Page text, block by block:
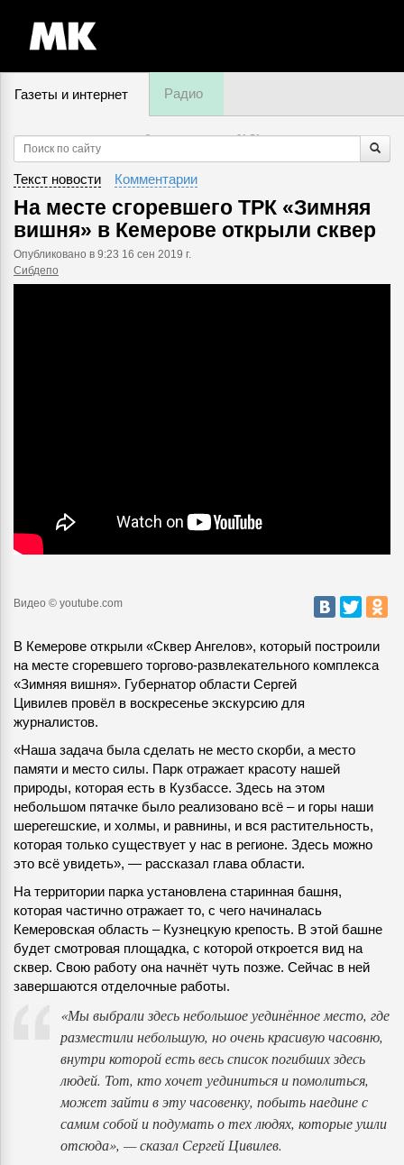
Газеты и интернет Радио
8 августа, пятница,01:51
Текст новости Комментарии
На месте сгоревшего ТРК «Зимняя
вишня» в Кемерове открыли сквер
Опубликовано в 9:23 16 сен 2019 г.
Сибдепо
Видео © youtube.com
В Кемерове открыли «Сквер Ангелов», который построили
на месте сгоревшего торгово-развлекательного комплекса
«Зимняя вишня». Губернатор области Сергей
Цивилев провёл в воскресенье экскурсию для
журналистов.
«Наша задача была сделать не место скорби, а место
памяти и место силы. Парк отражает красоту нашей
природы, которая есть в Кузбассе. Здесь на этом
небольшом пятачке было реализовано всё – и горы наши
шерегешские, и холмы, и равнины, и вся растительность,
которая только существует у нас в регионе. Здесь можно
это всё увидеть», — рассказал глава области.
На территории парка установлена старинная башня,
которая частично отражает то, с чего начиналась
Кемеровская область – Кузнецкую крепость. В этой башне
будет смотровая площадка, с которой откроется вид на
сквер. Свою работу она начнёт чуть позже. Сейчас в ней
завершаются отделочные работы.
«Мы выбрали здесь небольшое уединённое место, где
разместили небольшую, но очень красивую часовню,
внутри которой есть весь список погибших здесь
людей. Тот, кто хочет уединиться и помолиться,
может зайти в эту часовенку, побыть наедине с
самим собой и подумать о тех людях, которые ушли
отсюда», — сказал Сергей Цивилев.